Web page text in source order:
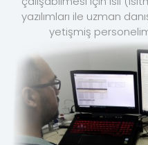
yazılımları ile uzman
yetişmiş